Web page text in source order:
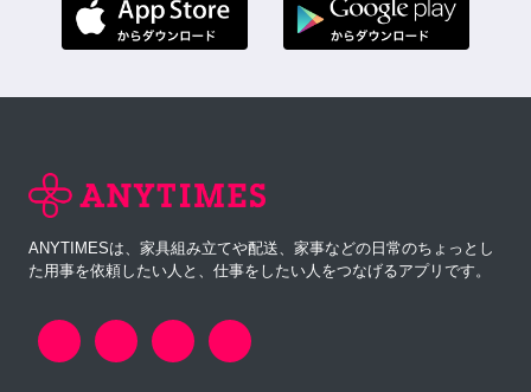
ANYTIMESは、家具組み立てや配送、家事などの日常のちょっとし
た用事を依頼したい人と、仕事をしたい人をつなげるアプリです。